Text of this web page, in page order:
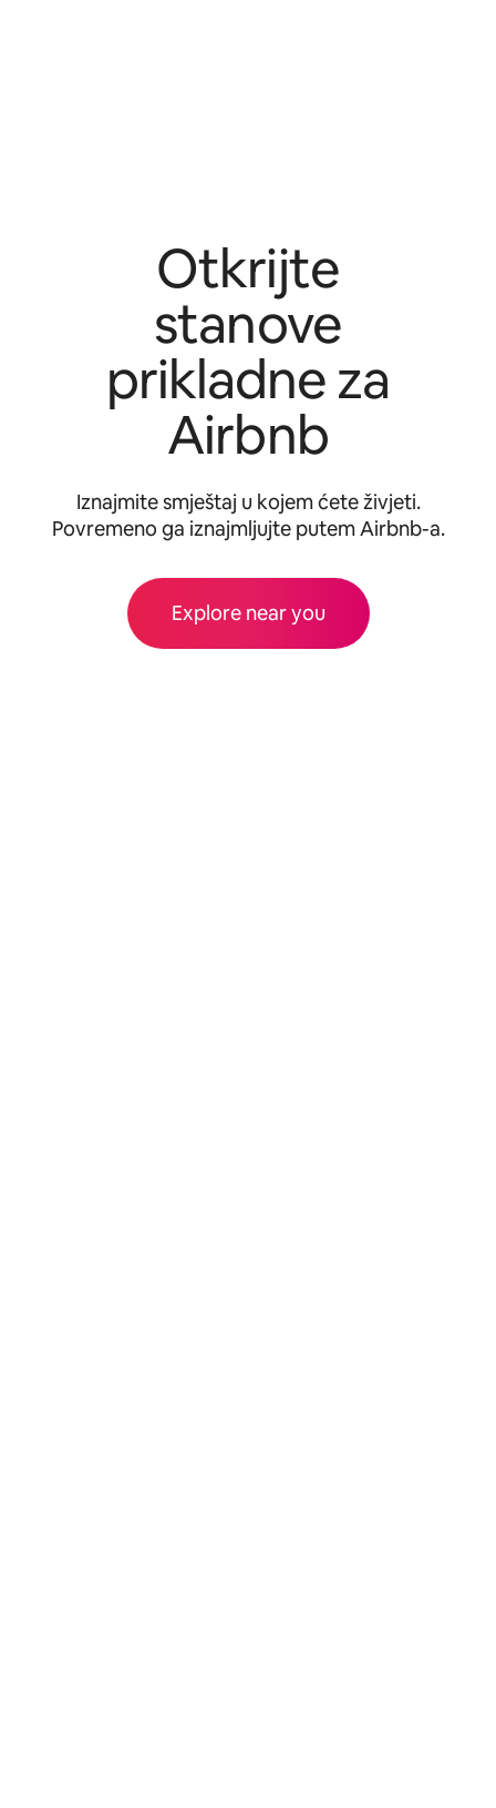
Otkrijte
stanove
prikladne za
Airbnb
Iznajmite smještaj u kojem ćete živjeti.
Povremeno ga iznajmljujte putem Airbnb-a.
Explore near you